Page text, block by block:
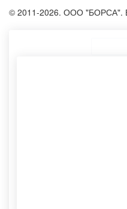
© 2011-2026. ООО "БОРСА".